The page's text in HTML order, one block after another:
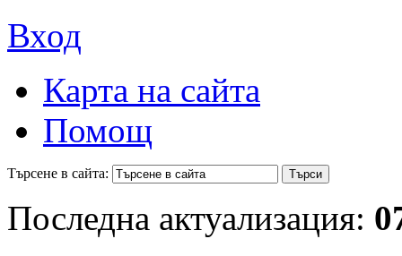
Вход
Карта на сайта
Помощ
Търсене в сайта:
Последна актуализация: